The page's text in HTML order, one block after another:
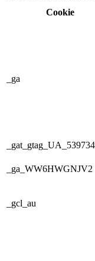
Cookie
_ga
_ga_WW6HWGNJV2
_gcl_au